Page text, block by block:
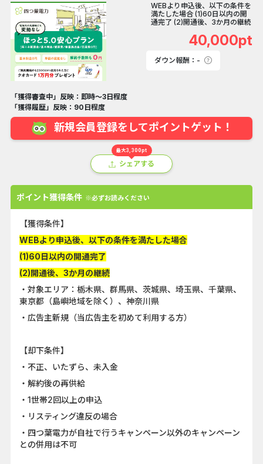
WEBより申込後、以下の条件を
満たした場合 (1)60日以内の開
通完了 (2)開通後、3か月の継続
40,000pt
ダウン報酬：-
「獲得審査中」反映：即時～3日程度
「獲得履歴」反映：90日程度
新規会員登録をしてポイントゲット！
最大3,300pt
シェアする
ポイント獲得条件 ※必ずお読みください
【獲得条件】
WEBより申込後、以下の条件を満たした場合
(1)60日以内の開通完了
(2)開通後、3か月の継続
・対象エリア：栃木県、群馬県、茨城県、埼玉県、千葉県、
東京都（島嶼地域を除く）、神奈川県
・広告主新規（当広告主を初めて利用する方）
【却下条件】
・不正、いたずら、未入金
・解約後の再供給
・1世帯2回以上の申込
・リスティング違反の場合
・四つ葉電力が自社で行うキャンペーン以外のキャンペーン
との併用は不可